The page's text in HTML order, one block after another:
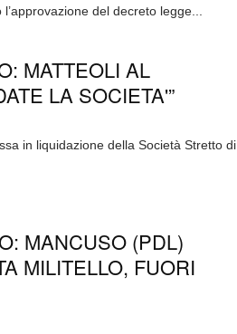
del decreto legge...
MATTEOLI AL
LA SOCIETA'”
in liquidazione della Società Stretto di
MANCUSO (PDL)
MILITELLO, FUORI